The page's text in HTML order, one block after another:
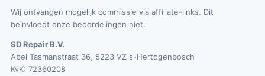
Wij ontvangen mogelijk commissie via affiliate-links. Dit
beïnvloedt onze beoordelingen niet.
SD Repair B.V.
Abel Tasmanstraat 36, 5223 VZ s-Hertogenbosch
KvK: 72360208